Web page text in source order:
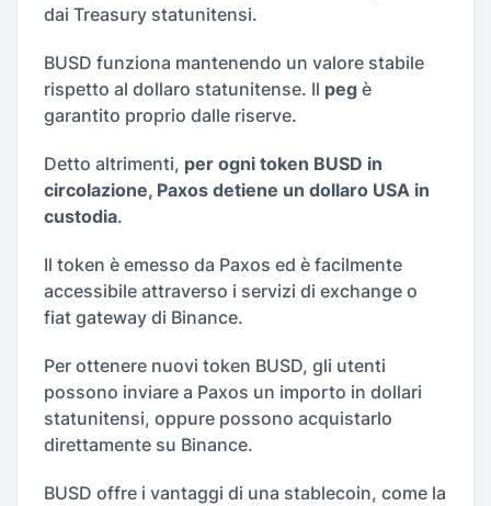
dai Treasury statunitensi.
BUSD funziona mantenendo un valore stabile
rispetto al dollaro statunitense. Il peg è
garantito proprio dalle riserve.
Detto altrimenti, per ogni token BUSD in
circolazione, Paxos detiene un dollaro USA in
custodia.
Il token è emesso da Paxos ed è facilmente
accessibile attraverso i servizi di exchange o
fiat gateway di Binance.
Per ottenere nuovi token BUSD, gli utenti
possono inviare a Paxos un importo in dollari
statunitensi, oppure possono acquistarlo
direttamente su Binance.
BUSD offre i vantaggi di una stablecoin, come la